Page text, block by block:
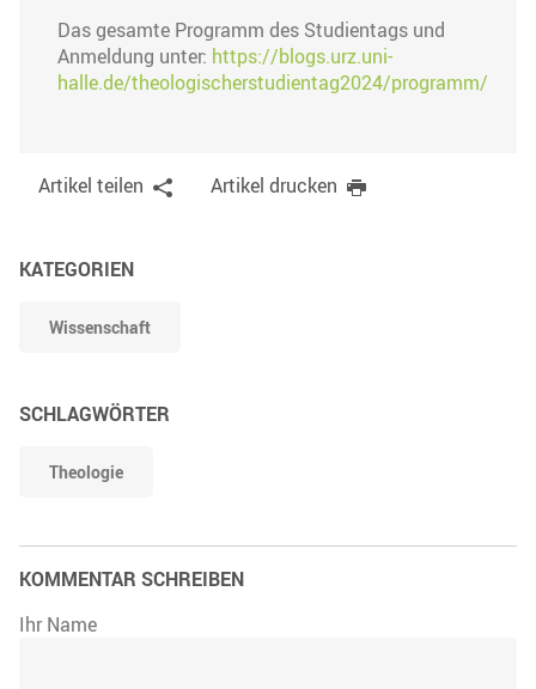
Das gesamte Programm des Studientags und
Anmeldung unter: https://blogs.urz.uni-
halle.de/theologischerstudientag2024/programm/
Artikel teilen Artikel drucken
KATEGORIEN
Wissenschaft
SCHLAGWÖRTER
Theologie
KOMMENTAR SCHREIBEN
Ihr Name